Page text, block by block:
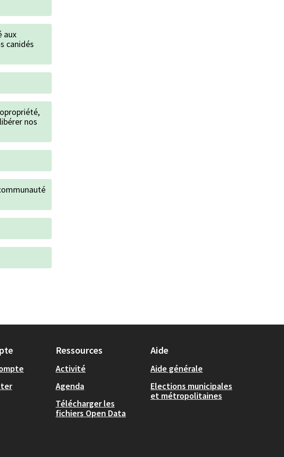
aux
canidés
nos
Ressources
Activité
Agenda
Télécharger les
fichiers Open Data
Aide
Aide générale
Elections municipales
et métropolitaines